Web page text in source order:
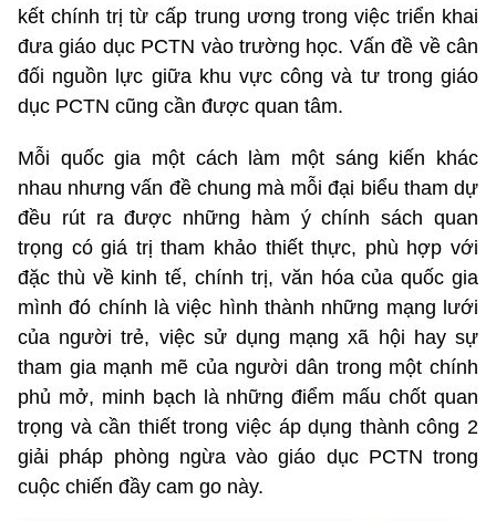
kết chính trị từ cấp trung ương trong việc triển khai
đưa giáo dục PCTN vào trường học. Vấn đề về cân
đối nguồn lực giữa khu vực công và tư trong giáo
dục PCTN cũng cần được quan tâm.
Mỗi quốc gia một cách làm một sáng kiến khác
nhau nhưng vấn đề chung mà mỗi đại biểu tham dự
đều rút ra được những hàm ý chính sách quan
trọng có giá trị tham khảo thiết thực, phù hợp với
đặc thù về kinh tế, chính trị, văn hóa của quốc gia
mình đó chính là việc hình thành những mạng lưới
của người trẻ, việc sử dụng mạng xã hội hay sự
tham gia mạnh mẽ của người dân trong một chính
phủ mở, minh bạch là những điểm mấu chốt quan
trọng và cần thiết trong việc áp dụng thành công 2
giải pháp phòng ngừa vào giáo dục PCTN trong
cuộc chiến đầy cam go này.